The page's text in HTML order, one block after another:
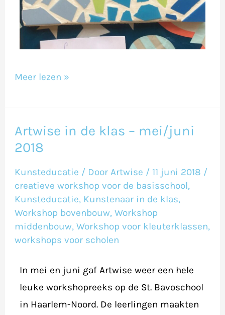
Meer lezen »
Artwise in de klas – mei/juni
2018
Kunsteducatie / DoorArtwise / 11 juni 2018 /
creatieve workshop voor de basisschool,
Kunsteducatie, Kunstenaar in de klas,
Workshop bovenbouw,Workshop
middenbouw,Workshop voor kleuterklassen,
workshops voor scholen
In mei en juni gaf Artwise weer een hele
leuke workshopreeks op de St. Bavoschool
in Haarlem-Noord. De leerlingen maakten
Artwise
in
klas
–
mei/juni
2018